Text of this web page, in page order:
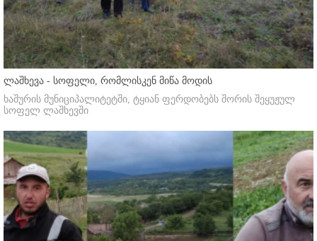
ლაშხევა - სოფელი, რომლისკენ მიწა მოდის
ხაშურის მუნიციპალიტეტში, ტყიან ფერდობებს შორის შეყუჟულ
სოფელ ლაშხევში